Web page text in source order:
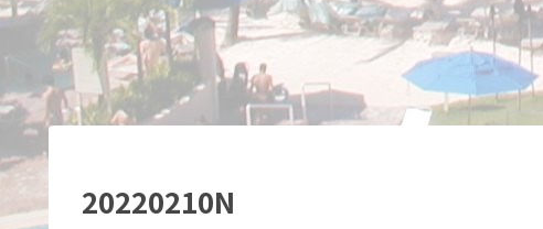
20220210N